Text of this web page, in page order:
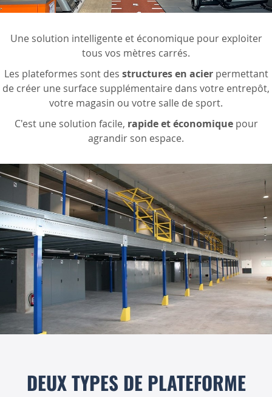
Une solution intelligente et économique pour exploiter
tous vos mètres carrés.
Les plateformes sont des structures en acierpermettant
de créer une surface supplémentaire dans votre entrepôt,
votre magasin ou votre salle de sport.
C'est une solution facile, rapide et économiquepour
agrandir son espace.
DEUX TYPES DE PLATEFORME